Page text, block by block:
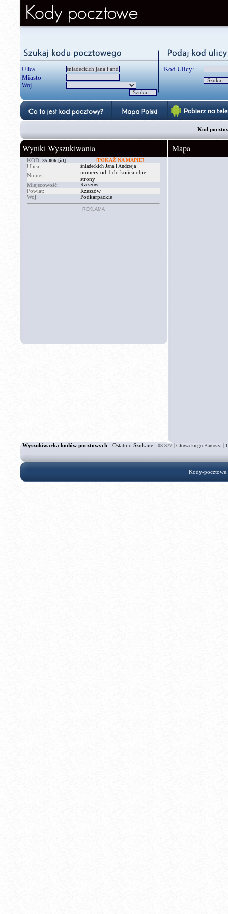
Ulica
Miasto
Woj.
Kod Ulicy:
Kod
Wyniki Wyszukiwania
KOD: 35-006 [id] [POKAŻ NA MAPIE]
Ulica: śniadeckich Jana I Andrzeja
Numer:
numery od 1 do końca obie
strony
Miejscowość:
Rzeszów
Powiat:
Rzeszów
Woj:
Podkarpackie
REKLAMA
Mapa
Wyszukiwarka kodów pocztowych - Ostatnio Szukane : 03-377|Głowackiego Bartosza|
Kody-